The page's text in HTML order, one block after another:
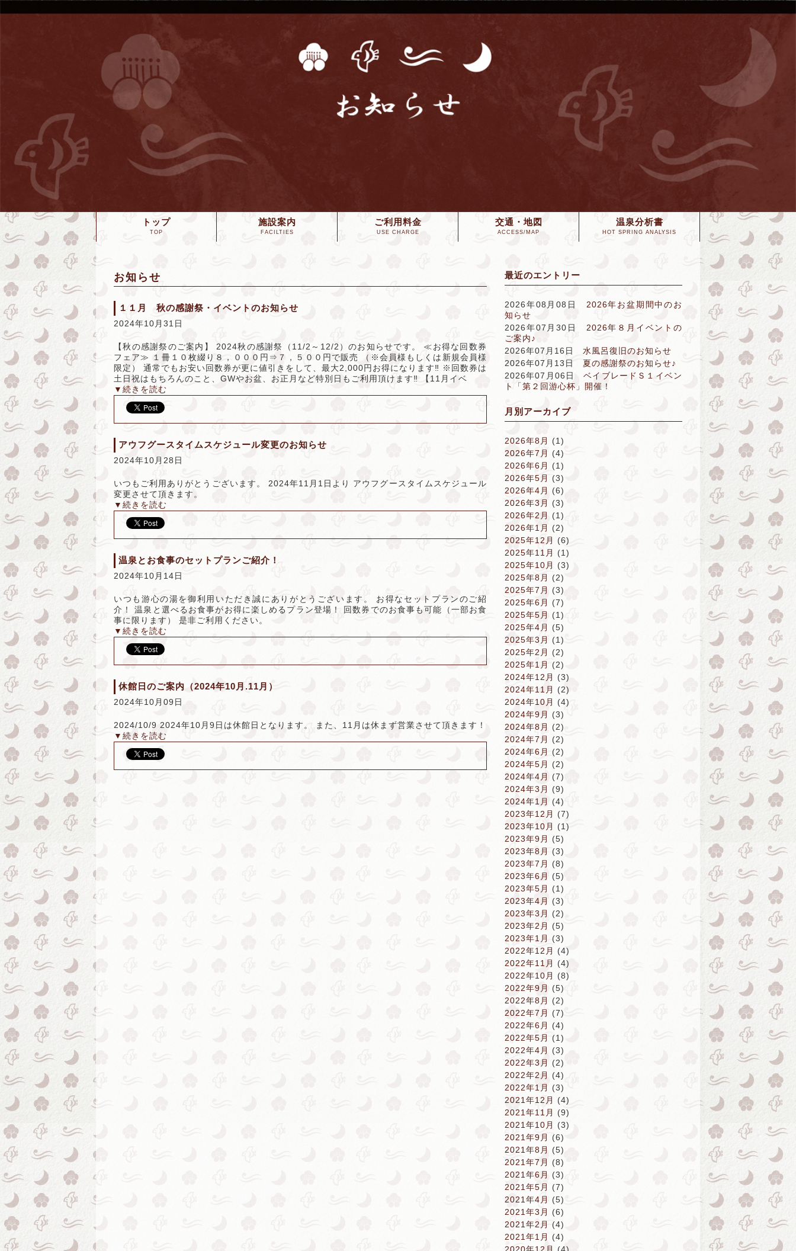
トップ
TOP
施設案内
FACILTIES
ご利用料金
USE CHARGE
交通・地図
ACCESS/MAP
温泉分析書
HOT SPRING ANALYSIS
お知らせ
１１月 秋の感謝祭・イベントのお知らせ
2024年10月31日
【秋の感謝祭のご案内】 2024秋の感謝祭（11/2～12/2）のお知らせです。 ≪お得な回数券
フェア≫ １冊１０枚綴り８，０００円⇒７，５００円で販売 （※会員様もしくは新規会員様
限定） 通常でもお安い回数券が更に値引きをして、最大2,000円お得になります‼ ※回数券は
土日祝はもちろんのこと、GWやお盆、お正月など特別日もご利用頂けます‼ 【11月イベ
▼続きを読む
アウフグースタイムスケジュール変更のお知らせ
2024年10月28日
いつもご利用ありがとうございます。 2024年11月1日より アウフグースタイムスケジュール
変更させて頂きます。
▼続きを読む
温泉とお食事のセットプランご紹介！
2024年10月14日
いつも游心の湯を御利用いただき誠にありがとうございます。 お得なセットプランのご紹
介！ 温泉と選べるお食事がお得に楽しめるプラン登場！ 回数券でのお食事も可能（一部お食
事に限ります） 是非ご利用ください。
▼続きを読む
休館日のご案内（2024年10月.11月）
2024年10月09日
2024/10/9 2024年10月9日は休館日となります。 また、11月は休まず営業させて頂きます！
▼続きを読む
最近のエントリー
2026年08月08日 2026年お盆期間中のお
知らせ
2026年07月30日 2026年８月イベントの
ご案内♪
2026年07月16日 水風呂復旧のお知らせ
2026年07月13日 夏の感謝祭のお知らせ♪
2026年07月06日ベイブレードＳ１イベン
ト「第２回游心杯」開催！
月別アーカイブ
2026年8月
(1)
2026年7月
(4)
2026年6月
(1)
2026年5月
(3)
2026年4月 (6)
2026年3月 (3)
2026年2月 (1)
2026年1月
(2)
2025年12月
(6)
2025年11月 (1)
2025年10月
(3)
2025年8月 (2)
2025年7月
(3)
2025年6月 (7)
2025年5月 (1)
2025年4月
(5)
2025年3月
(1)
2025年2月
(2)
2025年1月
(2)
2024年12月 (3)
2024年11月
(2)
2024年10月
(4)
2024年9月
(3)
2024年8月
(2)
2024年7月
(2)
2024年6月 (2)
2024年5月
(2)
2024年4月
(7)
2024年3月
(9)
2024年1月
(4)
2023年12月 (7)
2023年10月
(1)
2023年9月
(5)
2023年8月 (3)
2023年7月
(8)
2023年6月
(5)
2023年5月 (1)
2023年4月 (3)
2023年3月 (2)
2023年2月 (5)
2023年1月 (3)
2022年12月 (4)
2022年11月
(4)
2022年10月 (8)
2022年9月
(5)
2022年8月
(2)
2022年7月
(7)
2022年6月 (4)
2022年5月
(1)
2022年4月 (3)
2022年3月
(2)
2022年2月
(4)
2022年1月
(3)
2021年12月 (4)
2021年11月
(9)
2021年10月
(3)
2021年9月
(6)
2021年8月
(5)
2021年7月 (8)
2021年6月 (3)
2021年5月
(7)
2021年4月
(5)
2021年3月
(6)
2021年2月 (4)
2021年1月 (4)